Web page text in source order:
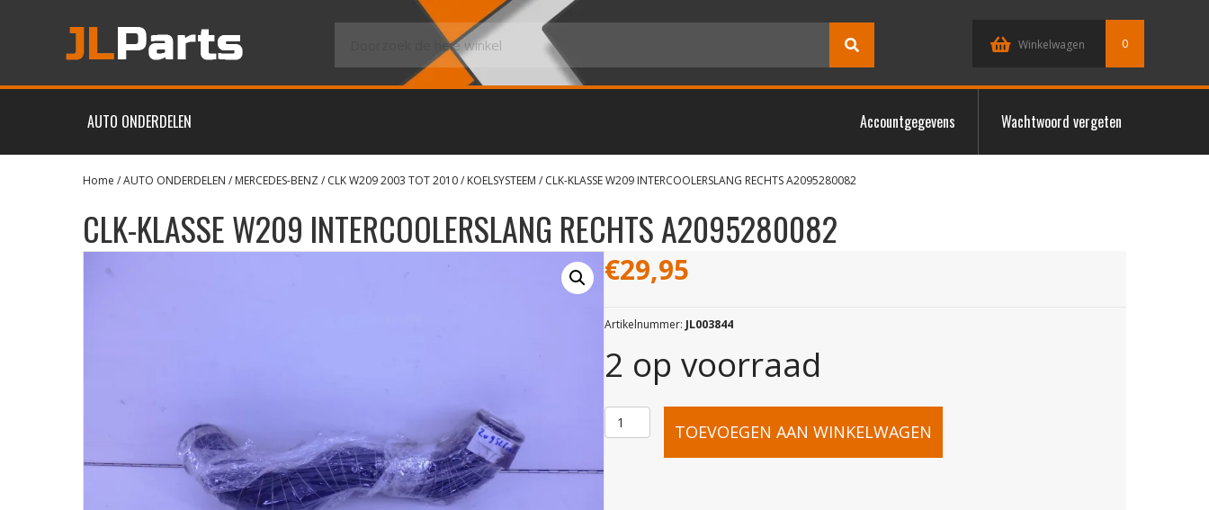
Winkelwagen 0
AUTO ONDERDELEN Accountgegevens Wachtwoord vergeten
Home /AUTO ONDERDELEN / MERCEDES-BENZ/ CLK W209 2003 TOT 2010/ KOELSYSTEEM / CLK-KLASSE W209 INTERCOOLERSLANG RECHTS A2095280082
CLK-KLASSE W209 INTERCOOLERSLANG RECHTS A2095280082
€29,95
Artikelnummer: JL003844
2 op voorraad
CLK-TOEVOEGEN AAN WINKELWAGEN